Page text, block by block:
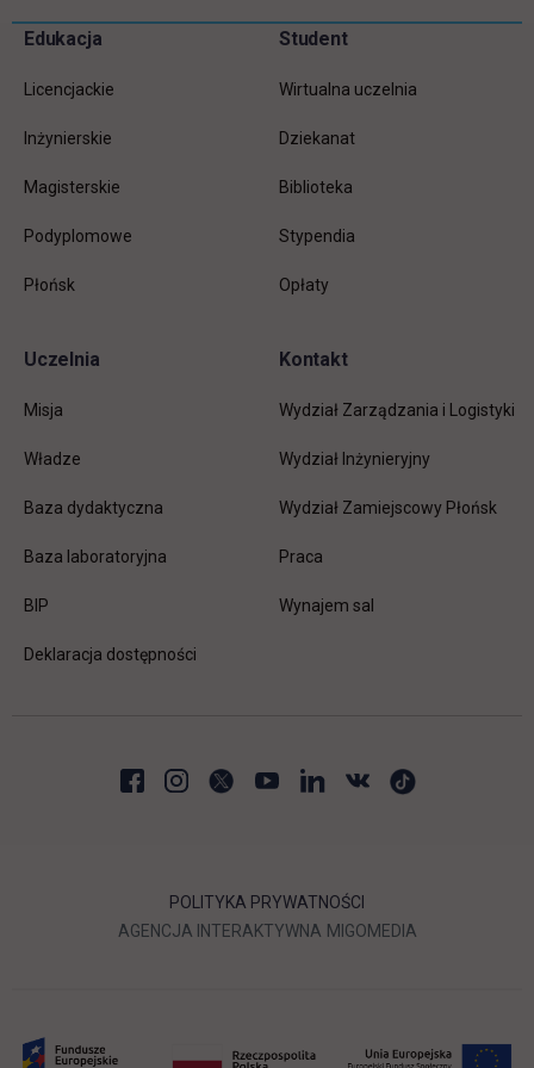
Pomiń
Informacje w stopce
Edukacja
Licencjackie
Inżynierskie
Magisterskie
Podyplomowe
Płońsk
Student
Wirtualna uczelnia
Dziekanat
Biblioteka
Stypendia
Opłaty
Uczelnia
Misja
Władze
Baza dydaktyczna
Baza laboratoryjna
BIP
Deklaracja dostępności
Kontakt
Wydział Zarządzania i Logistyki
Wydział Inżynieryjny
Wydział Zamiejscowy Płońsk
Praca
Wynajem sal
POLITYKA PRYWATNOŚCI
AGENCJA INTERAKTYWNA LINK OTWIERA SIĘ W
MIGOMEDIA